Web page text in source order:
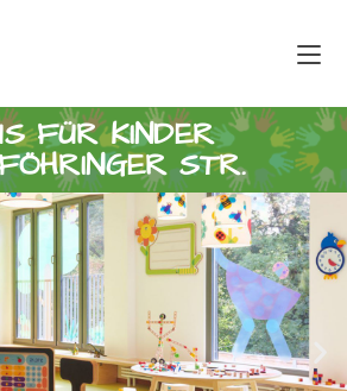
FÜR KINDER
STR.